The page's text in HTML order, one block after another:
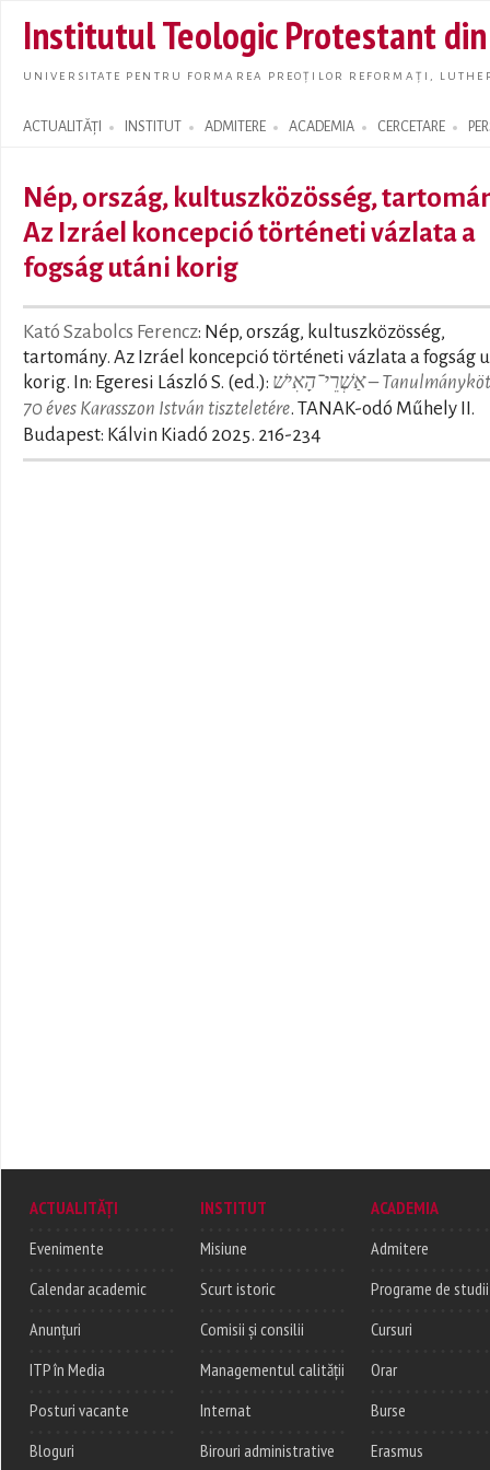
main
Institutul Teologic Protestant
UNIVERSITATE PENTRU FORMAREA PREOȚILOR REFORMAȚI,
ACTUALITĂȚI INSTITUT ADMITERE ACADEMIA CERCETARE
Search form
Nép, ország, kultuszközösség,
Az Izráel koncepció történeti vázlata a
fogság utáni korig
Kató Szabolcs Ferencz: Nép, ország, kultuszközösség,
tartomány. Az Izráel koncepció történeti vázlata a fogság
korig. In: Egeresi László S. (ed.): אַשְׁרֵי־הָאִישׁ – Tanulmánykötet a
70 éves Karasszon István tiszteletére. TANAK-odó Műhely II.
Budapest: Kálvin Kiadó 2025. 216-234
ACTUALITĂȚI
Evenimente
Calendar academic
Anunțuri
ITP în Media
Posturi vacante
Bloguri
INSTITUT
Misiune
Scurt istoric
Comisii și consilii
Managementul calității
Internat
Birouri administrative
ACADEMIA
Admitere
Programe de studii
Cursuri
Orar
Burse
Erasmus